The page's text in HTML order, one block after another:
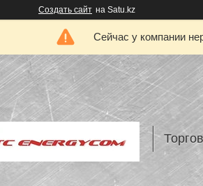
Создать сайт на Satu.kz
Сейчас у компании